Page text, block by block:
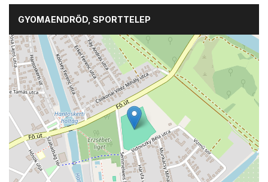
GYOMAENDRŐD, SPORTTELEP